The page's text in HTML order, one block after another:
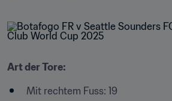
Art der Tore:
Mit rechtem Fuss: 19